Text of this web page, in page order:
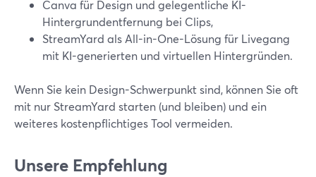
Canva für Design und gelegentliche KI-
Hintergrundentfernung bei Clips,
StreamYard als All-in-One-Lösung für Livegang
mit KI-generierten und virtuellen Hintergründen.
Wenn Sie kein Design-Schwerpunkt sind, können Sie oft
mit nur StreamYard starten (und bleiben) und ein
weiteres kostenpflichtiges Tool vermeiden.
Unsere Empfehlung